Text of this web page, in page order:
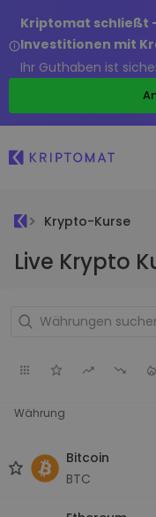
Kriptomat schließt
Investitionen mit
Ihr Guthaben ist
Krypto-Kurse
Live Krypto
Währung
Bitcoin
BTC